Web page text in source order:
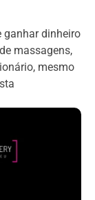
ganhar dinheiro
massagens,
mesmo